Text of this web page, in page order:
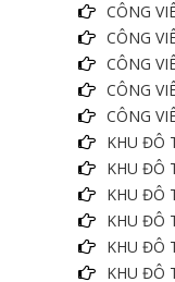
CÔNG
CÔNG
CÔNG
CÔNG
CÔNG
KHU ĐÔ
KHU ĐÔ
KHU ĐÔ
KHU ĐÔ
KHU ĐÔ
KHU ĐÔ